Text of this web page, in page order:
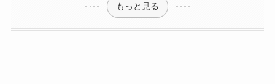
もっと見る